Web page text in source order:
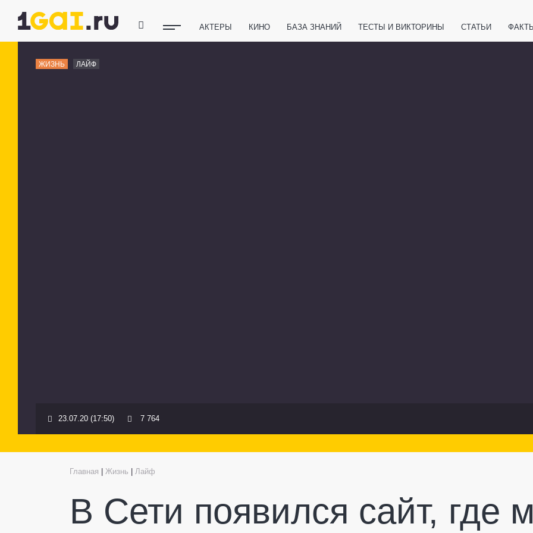
АКТЕРЫ КИНО БАЗА ЗНАНИЙ ТЕСТЫ И ВИКТОРИНЫ СТАТЬИ ФАКТЫ
ЖИЗНЬ ЛАЙФ
23.07.20 (17:50) 7 764
Главная Жизнь Лайф
В Сети появился сайт, где